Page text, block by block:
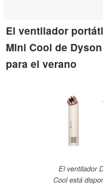
El ventilador
Mini Cool de
para el verano
El ventilador
Cool está